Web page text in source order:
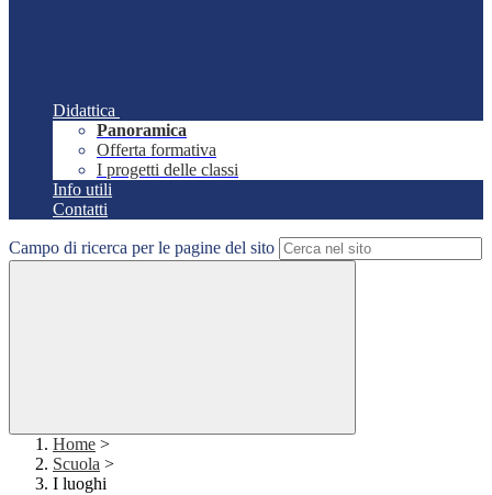
Didattica
Panoramica
Offerta formativa
I progetti delle classi
Info utili
Contatti
Campo di ricerca per le pagine del sito
Home >
Scuola >
I luoghi